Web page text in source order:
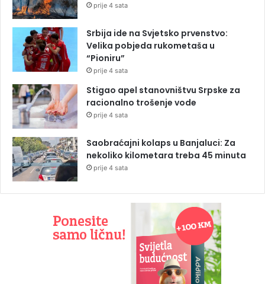
prije 4 sata
Srbija ide na Svjetsko prvenstvo:
Velika pobjeda rukometaša u
“Pioniru”
prije 4 sata
Stigao apel stanovništvu Srpske za
racionalno trošenje vode
prije 4 sata
Saobraćajni kolaps u Banjaluci: Za
nekoliko kilometara treba 45 minuta
prije 4 sata